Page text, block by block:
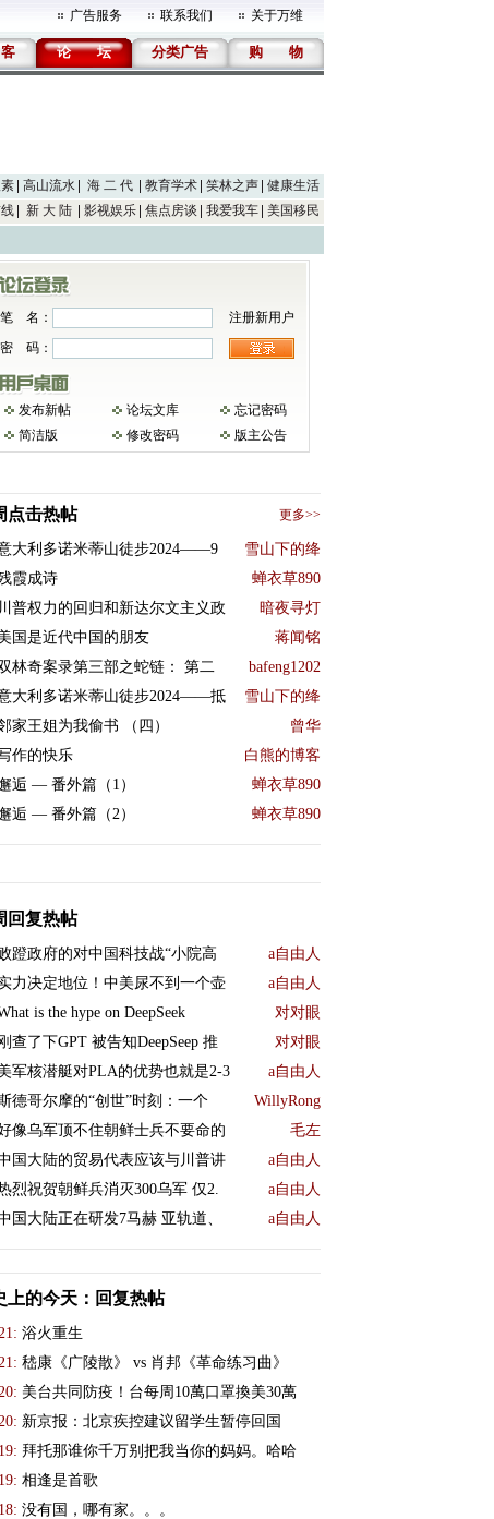
广告服务 联系我们 关于万维
客 论 坛 分类广告 购 物
高山流水 海 二 代 教育学术 笑林之声
健康生活
新 大 陆 影视娱乐 焦点房谈 我爱我车 美国移民
笔 名：
注册新用户
密 码：
发布新帖 论坛文库
忘记密码
简洁版
修改密码 版主公告
点击热帖 更多>>
大利多诺米蒂山徒步2024——9 雪山下的绛
霞成诗 蝉衣草890
川普权力的回归和新达尔文主义政 暗夜寻灯
国是近代中国的朋友 蒋闻铭
林奇案录第三部之蛇链： 第二 bafeng1202
大利多诺米蒂山徒步2024——抵 雪山下的绛
家王姐为我偷书 （四） 曾华
作的快乐 白熊的博客
逅 — 番外篇（1） 蝉衣草890
逅 — 番外篇（2） 蝉衣草890
回复热帖
蹬政府的对中国科技战“小院高 a自由人
力决定地位！中美尿不到一个壶 a自由人
is the hype on DeepSeek 对对眼
刚查了下GPT 被告知DeepSeep 推 对对眼
军核潜艇对PLA的优势也就是2-3 a自由人
德哥尔摩的“创世”时刻：一个 WillyRong
像乌军顶不住朝鲜士兵不要命的 毛左
国大陆的贸易代表应该与川普讲 a自由人
烈祝贺朝鲜兵消灭300乌军 仅2. a自由人
国大陆正在研发7马赫 亚轨道、 a自由人
上的今天：回复热帖
浴火重生
嵇康《广陵散》 vs 肖邦《革命练习曲》
美台共同防疫！台每周10萬口罩換美30萬
新京报：北京疾控建议留学生暂停回国
拜托那谁你千万别把我当你的妈妈。哈哈
相逢是首歌
没有国，哪有家。。。